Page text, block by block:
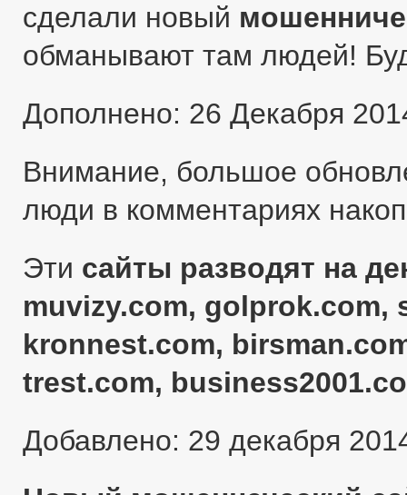
сделали новый
обманывают там людей!
Дополнено: 26 Декабря
Внимание, большое
люди в комментариях
Эти сайты разводят на
muvizy.com, golprok.com,
kronnest.com,
trest.com,
Добавлено: 29 декабря